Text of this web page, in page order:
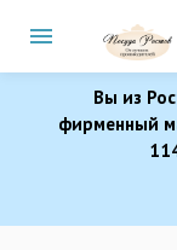
Вы из
фирменный